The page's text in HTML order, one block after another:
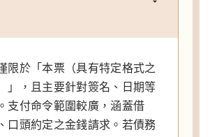
限於「本票（具有特定格式之
」，且主要針對簽名、日期等
支付命令範圍較廣，涵蓋借
口頭約定之金錢請求。若債務